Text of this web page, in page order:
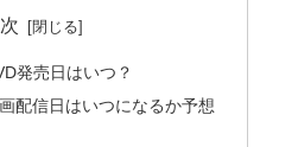
発売日はいつ？
配信日はいつになるか予想